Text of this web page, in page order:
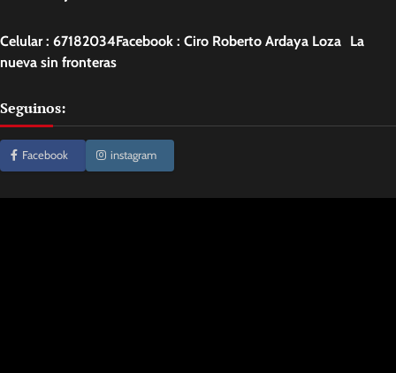
Celular : 67182034Facebook : Ciro Roberto Ardaya Loza La
nueva sin fronteras
Seguinos:
Facebook instagram